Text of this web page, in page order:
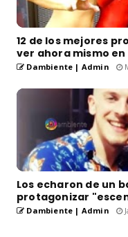
12 de los mejores
ver ahora mismo en
Dambiente | Admin
Los echaron de un
protagonizar
Dambiente | Admin